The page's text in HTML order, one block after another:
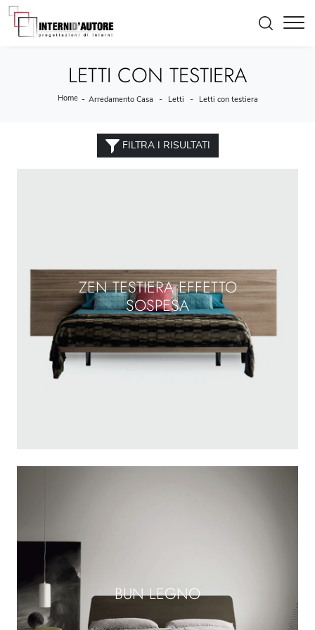
LETTI CON TESTIERA
Home - Arredamento Casa - Letti - Letti con testiera
FILTRA I RISULTATI
ZEN TESTIERA EFFETTO
SOSPESA
BUN LEGNO